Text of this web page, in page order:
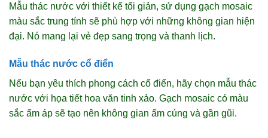
Mẫu thác nước với thiết kế tối giản, sử dụng gạch mosaic
màu sắc trung tính sẽ phù hợp với những không gian hiện
đại. Nó mang lại vẻ đẹp sang trọng và thanh lịch.
Mẫu thác nước cổ điển
Nếu bạn yêu thích phong cách cổ điển, hãy chọn mẫu thác
nước với họa tiết hoa văn tinh xảo. Gạch mosaic có màu
sắc ấm áp sẽ tạo nên không gian ấm cúng và gần gũi.